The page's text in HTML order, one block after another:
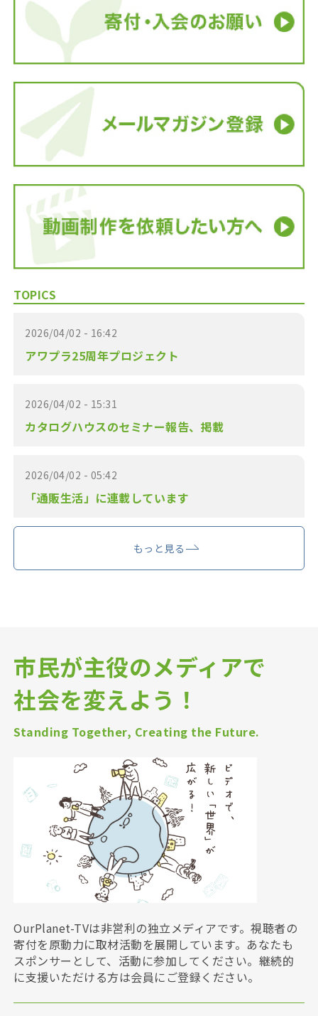
TOPICS
2026/04/02 - 16:42
アワプラ25周年プロジェクト
2026/04/02 - 15:31
カタログハウスのセミナー報告、掲載
2026/04/02 - 05:42
「通販生活」に連載しています
もっと見る
市民が主役のメディアで
社会を変えよう！
Standing Together, Creating the Future.
OurPlanet-TVは非営利の独立メディアです。視聴者の
寄付を原動力に取材活動を展開しています。あなたも
スポンサーとして、活動に参加してください。継続的
に支援いただける方は会員にご登録ください。